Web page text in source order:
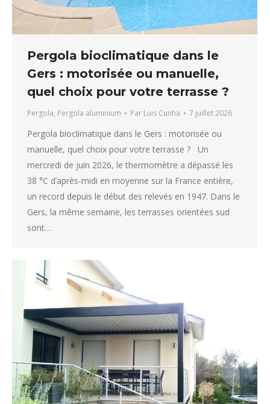
Pergola bioclimatique dans le
Gers : motorisée ou manuelle,
quel choix pour votre terrasse ?
Pergola, Pergola aluminium Par Luis Cunha 7 juillet 2026
Pergola bioclimatique dans le Gers : motorisée ou
manuelle, quel choix pour votre terrasse ? Un
mercredi de juin 2026, le thermomètre a dépassé les
38 °C d’après-midi en moyenne sur la France entière,
un record depuis le début des relevés en 1947. Dans le
Gers, la même semaine, les terrasses orientées sud
sont…